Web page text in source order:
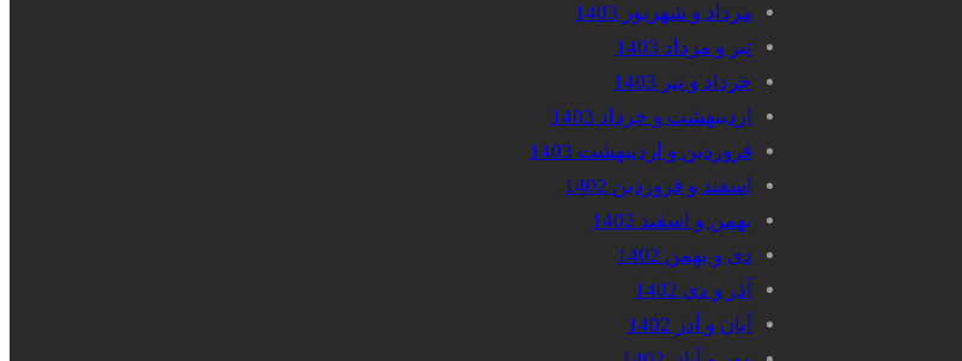
مرداد و شهریور 1403
تیر و مرداد 1403
خرداد و تیر 1403
اردیبهشت و خرداد 1403
فروردین و اردیبهشت 1403
اسفند و فروردین 1402
بهمن و اسفند 1402
دی و بهمن 1402
آذر و دی 1402
آبان و آذر 1402